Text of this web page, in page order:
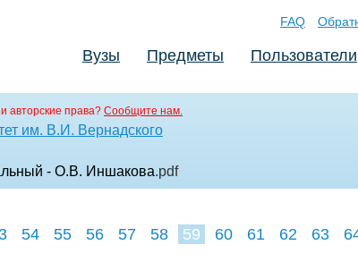
FAQ
Вузы Предметы Пользователи
авторские права? Сообщите нам.
им. В.И. Вернадского
- О.В. Иншакова.pdf
54 55 56 57 58 59 60 61 62 63